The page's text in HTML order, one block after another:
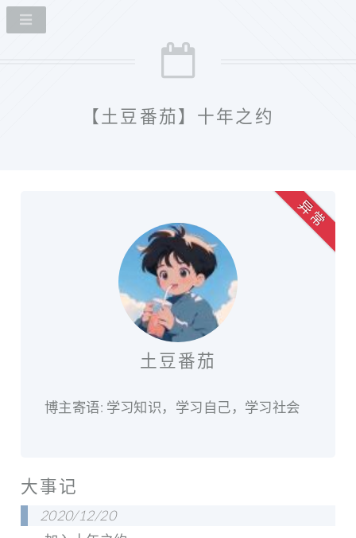
【土豆番茄】十年之约
土豆番茄
博主寄语: 学习知识，学习自己，学习社会
异 常
大事记
2020/12/20